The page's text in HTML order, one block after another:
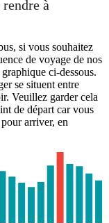
à
si vous souhaitez
de voyage de nos
ci-dessous.
se situent entre
Veuillez garder cela
de départ car vous
arriver, en